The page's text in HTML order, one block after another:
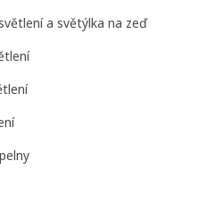
a světýlka na zeď